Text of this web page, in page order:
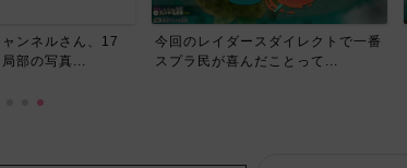
ャンネルさん、17
部の写真...
今回のレイダースダイレクトで一番
スプラ民が喜んだことって...